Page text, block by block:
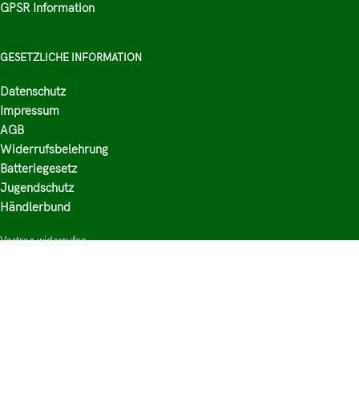
GPSR Information
GESETZLICHE INFORMATION
Datenschutz
Impressum
AGB
Widerrufsbelehrung
Batteriegesetz
Jugendschutz
Händlerbund
Vertrag widerrufen